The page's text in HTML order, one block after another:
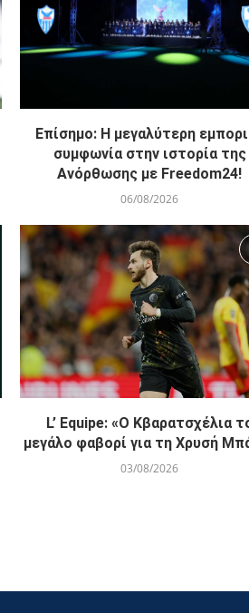
Επίσημο: Η μεγαλύτερη
συμφωνία στην ιστορία της
Ανόρθωσης με Freedom24!
06/08/2026
L’ Equipe: «Ο Κβαρατσχέλια
μεγάλο φαβορί για τη Χρυσή
03/08/2026